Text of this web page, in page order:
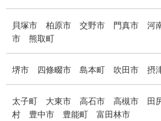
貝塚市 柏原市 交野市 門真市 河
市
熊取町
堺市 四條畷市 島本町 吹田市 摂
太子町 大東市 高石市 高槻市 田
村
豊中市 豊能町 富田林市